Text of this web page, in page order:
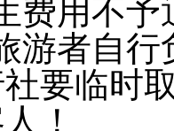
费用不
游者自行
要临时
！